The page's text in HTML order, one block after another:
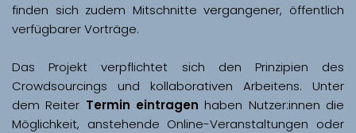
finden sich zudem Mitschnitte vergangener, öffentlich
Das Projekt verpflichtet sich den Prinzipien des
Crowdsourcings und kollaborativen Arbeitens. Unter
dem Reiter Termin eintragen haben Nutzer:innen die
Möglichkeit, anstehende Online-Veranstaltungen oder